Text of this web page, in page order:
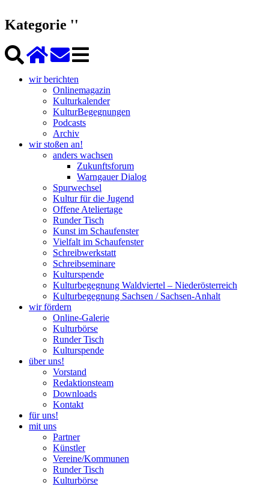
Kategorie ''
wir berichten
Onlinemagazin
Kulturkalender
KulturBegegnungen
Podcasts
Archiv
wir stoßen an!
anders wachsen
Zukunftsforum
Warngauer Dialog
Spurwechsel
Kultur für die Jugend
Offene Ateliertage
Runder Tisch
Kunst im Schaufenster
Vielfalt im Schaufenster
Schreibwerkstatt
Schreibseminare
Kulturspende
Kulturbegegnung Waldviertel – Niederösterreich
Kulturbegegnung Sachsen / Sachsen-Anhalt
wir fördern
Online-Galerie
Kulturbörse
Runder Tisch
Kulturspende
über uns!
Vorstand
Redaktionsteam
Downloads
Kontakt
für uns!
mit uns
Partner
Künstler
Vereine/Kommunen
Runder Tisch
Kulturbörse